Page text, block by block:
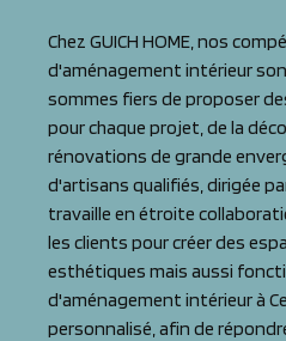
Chez GUICH HOME, nos
d'aménagement intérieur
sommes fiers de proposer
pour chaque projet, de la
rénovations de grande
d'artisans qualifiés, dirigée
travaille en étroite
les clients pour créer des
esthétiques mais aussi
d'aménagement intérieur à
personnalisé, afin de